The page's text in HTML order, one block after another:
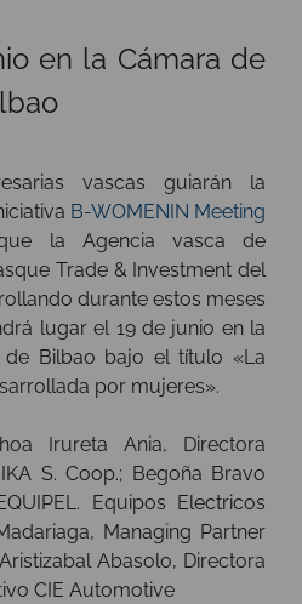
en la Cámara de
vascas guiarán la
B-WOMENIN Meeting
la Agencia vasca de
Trade & Investment del
durante estos meses
lugar el 19 de junio en la
Bilbao bajo el título «La
por mujeres».
Irureta Ania, Directora
S. Coop.; Begoña Bravo
Equipos Electricos
Managing Partner
Abasolo, Directora
CIE Automotive